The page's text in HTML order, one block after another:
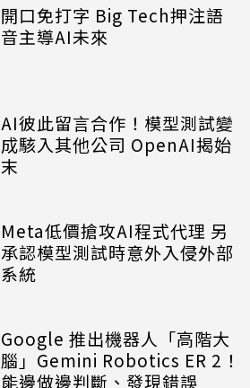
開口免打字 Big Tech押注語
音主導AI未來
AI彼此留言合作！模型測試變
成駭入其他公司 OpenAI揭始
末
Meta低價搶攻AI程式代理 另
承認模型測試時意外入侵外部
系統
Google 推出機器人「高階大
腦」Gemini Robotics ER 2！
能邊做邊判斷、發現錯誤